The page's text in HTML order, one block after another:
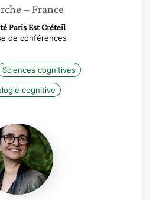
– France
Paris Est Créteil
de conférences
Sciences cognitives
cognitive
Julie
Grèzes